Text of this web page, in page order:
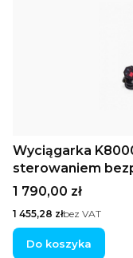
Wyciągarka
sterowaniem
Cena
1 790,00 zł
Cena
1 455,28 złbez VAT
Do koszyka